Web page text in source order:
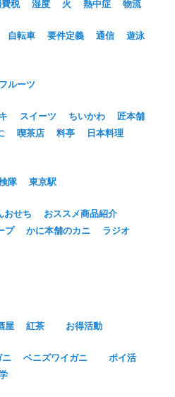
税 湿度 火 熱中症 物流
自転車 要件定義 通信
遊泳
ルーツ
スイーツ ちいかわ
匠本舗
喫茶店 料亭
日本料理
隊
東京駅
おせち
おススメ商品紹介
プ かに本舗のカニ
ラジオ
屋 紅茶
お得活動
ニ ベニズワイガニ
ポイ活